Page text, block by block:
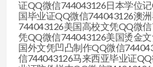
证QQ微信744043126日本学位
国毕业证QQ微信744043126澳
744043126美国高校文凭QQ微
凭QQ微信744043126美国烫金
国外文凭凹凸制作QQ微信
信744043126马来西亚毕业证